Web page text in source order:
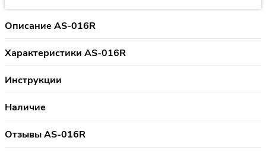
Описание AS-016R
Характеристики AS-016R
Инструкции
Наличие
Отзывы AS-016R